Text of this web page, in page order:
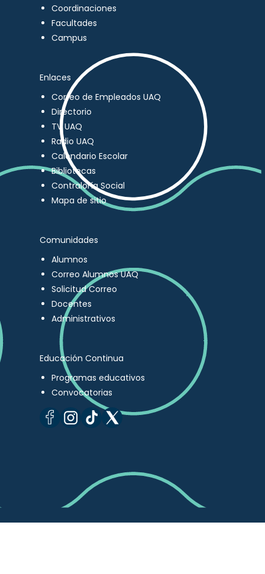
Coordinaciones
Facultades
Campus
Enlaces
Correo de Empleados UAQ
Directorio
TV UAQ
Radio UAQ
Calendario Escolar
Bibliotecas
Contraloría Social
Mapa de sitio
Comunidades
Alumnos
Correo Alumnos UAQ
Solicitud Correo
Docentes
Administrativos
Educación Continua
Programas educativos
Convocatorias